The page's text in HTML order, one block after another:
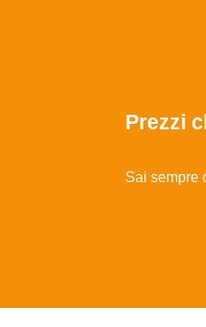
Prezzi
Sai sempre